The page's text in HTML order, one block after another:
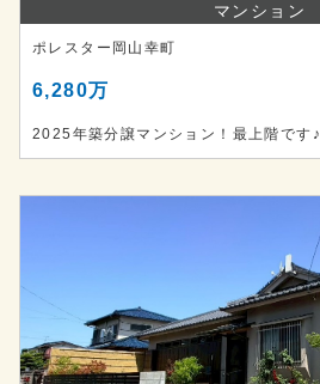
マンション
ポレスター岡山幸町
6,280万
2025年築分譲マンション！最上階です♪